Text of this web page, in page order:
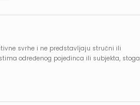
svrhe i ne predstavljaju stručni ili
određenog pojedinca ili subjekta, stoga